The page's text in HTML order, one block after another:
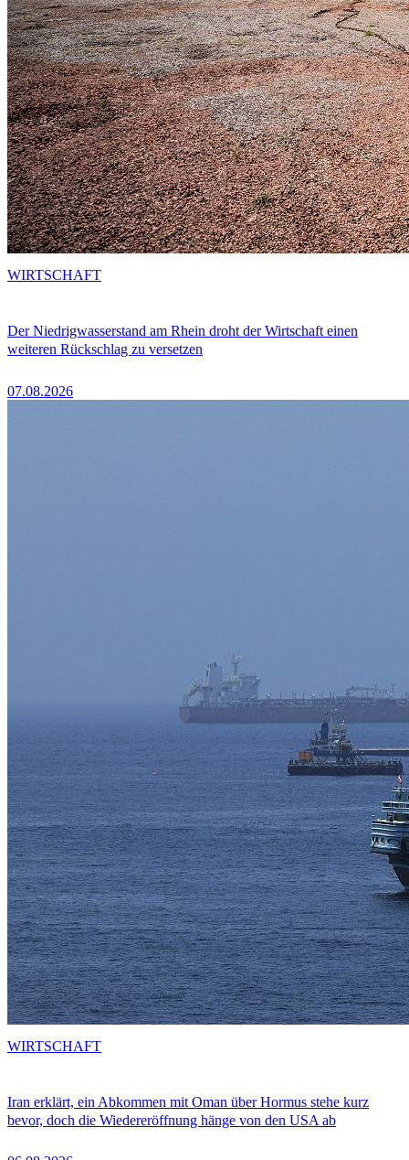
Der Niedrigwasserstand am Rhein droht der Wirtschaft einen
weiteren Rückschlag zu versetzen
07.08.2026
WIRTSCHAFT
Iran erklärt, ein Abkommen mit Oman über Hormus stehe kurz
bevor, doch die Wiedereröffnung hänge von den USA ab
WIRTSCHAFT